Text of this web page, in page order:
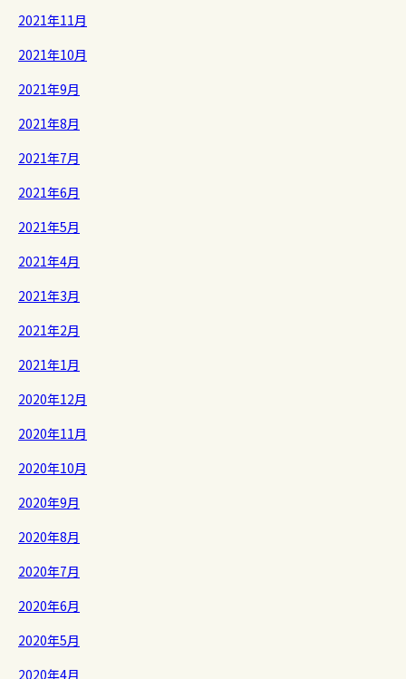
2021年11月
2021年10月
2021年9月
2021年8月
2021年7月
2021年6月
2021年5月
2021年4月
2021年3月
2021年2月
2021年1月
2020年12月
2020年11月
2020年10月
2020年9月
2020年8月
2020年7月
2020年6月
2020年5月
2020年4月